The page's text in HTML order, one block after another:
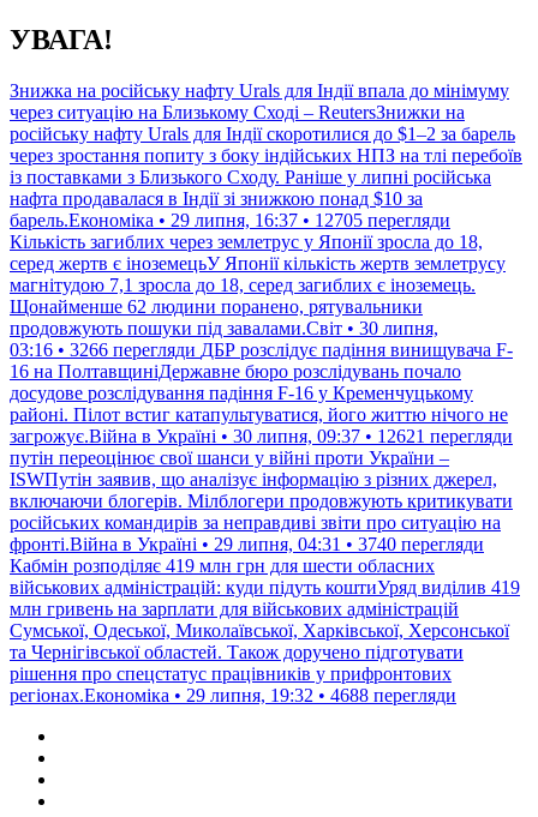
Перейти
до
УВАГА!
Знижка на російську нафту Urals для Індії впала до мінімуму
через ситуацію на Близькому Сході – ReutersЗнижки на
російську нафту Urals для Індії скоротилися до $1–2 за барель
через зростання попиту з боку індійських НПЗ на тлі перебоїв
із поставками з Близького Сходу. Раніше у липні російська
нафта продавалася в Індії зі знижкою понад $10 за
барель.Економіка • 29 липня, 16:37 • 12705 перегляди
Кількість загиблих через землетрус у Японії зросла до 18,
серед жертв є іноземецьУ Японії кількість жертв землетрусу
магнітудою 7,1 зросла до 18, серед загиблих є іноземець.
Щонайменше 62 людини поранено, рятувальники
продовжують пошуки під завалами.Світ • 30 липня,
03:16 • 3266 перегляди ДБР розслідує падіння винищувача F-
16 на ПолтавщиніДержавне бюро розслідувань почало
досудове розслідування падіння F-16 у Кременчуцькому
районі. Пілот встиг катапультуватися, його життю нічого не
загрожує.Війна в Україні • 30 липня, 09:37 • 12621 перегляди
путін переоцінює свої шанси у війні проти України –
ISWПутін заявив, що аналізує інформацію з різних джерел,
включаючи блогерів. Мілблогери продовжують критикувати
російських командирів за неправдиві звіти про ситуацію на
фронті.Війна в Україні • 29 липня, 04:31 • 3740 перегляди
Кабмін розподіляє 419 млн грн для шести обласних
військових адміністрацій: куди підуть коштиУряд виділив 419
млн гривень на зарплати для військових адміністрацій
Сумської, Одеської, Миколаївської, Харківської, Херсонської
та Чернігівської областей. Також доручено підготувати
рішення про спецстатус працівників у прифронтових
регіонах.Економіка • 29 липня, 19:32 • 4688 перегляди